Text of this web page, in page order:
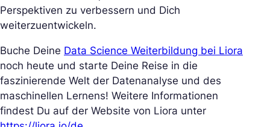
Perspektiven zu verbessern und Dich
weiterzuentwickeln.
Buche Deine Data Science Weiterbildung bei Liora
noch heute und starte Deine Reise in die
faszinierende Welt der Datenanalyse und des
maschinellen Lernens! Weitere Informationen
findest Du auf der Website von Liora unter